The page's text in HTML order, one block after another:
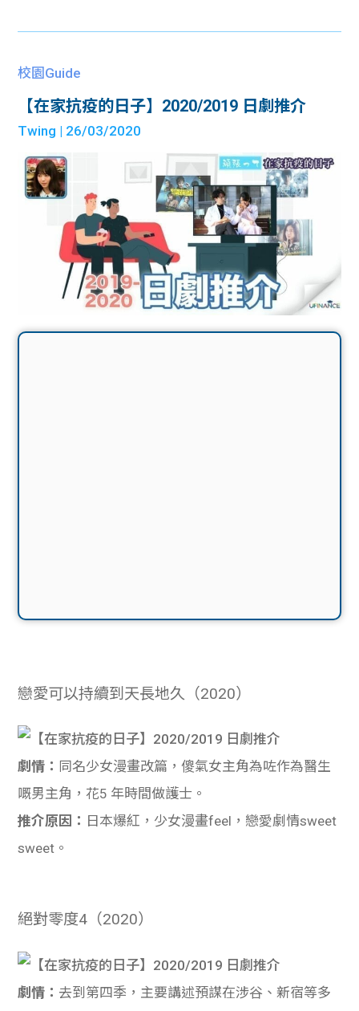
校園Guide
【在家抗疫的日子】2020/2019 日劇推介
Twing | 26/03/2020
戀愛可以持續到天長地久（2020）
劇情： 同名少女漫畫改篇，傻氣女主角為咗作為醫生
嘅男主角，花5 年時間做護士。
推介原因： 日本爆紅，少女漫畫feel，戀愛劇情sweet
sweet。
絕對零度4（2020）
劇情： 去到第四季，主要講述預謀在涉谷、新宿等多